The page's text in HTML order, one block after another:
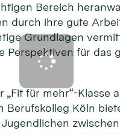
Bereich
durch ihre gute
Grundlagen
Perspektiven für das
„Fit für mehr“-Klasse
Berufskolleg Köln